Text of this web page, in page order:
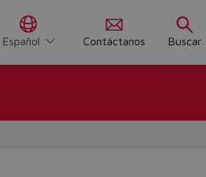
Español Contáctanos Buscar